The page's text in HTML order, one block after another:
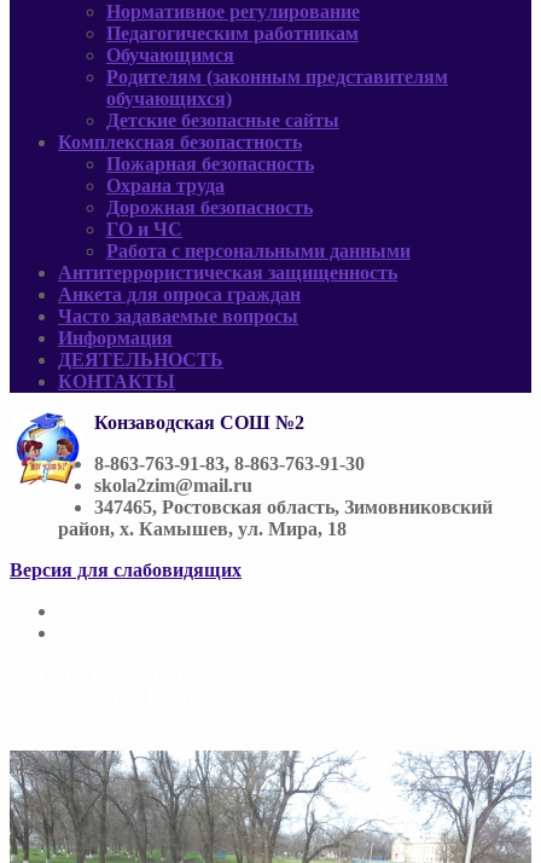
Нормативное регулирование
Педагогическим работникам
Обучающимся
Родителям (законным представителям
обучающихся)
Детские безопасные сайты
Комплексная безопастность
Пожарная безопасность
Охрана труда
Дорожная безопасность
ГО и ЧС
Работа с персональными данными
Антитеррористическая защищенность
Анкета для опроса граждан
Часто задаваемые вопросы
Информация
ДЕЯТЕЛЬНОСТЬ
КОНТАКТЫ
Конзаводская СОШ №2
8-863-763-91-83, 8-863-763-91-30
skola2zim@mail.ru
347465, Ростовская область, Зимовниковский
район, х. Камышев, ул. Мира, 18
Версия для слабовидящих